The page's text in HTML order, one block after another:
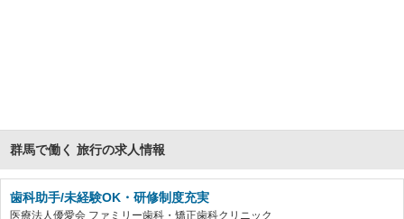
群馬で働く 旅行の求人情報
歯科助手/未経験OK・研修制度充実
医療法人優愛会 ファミリー歯科・矯正歯科クリニック